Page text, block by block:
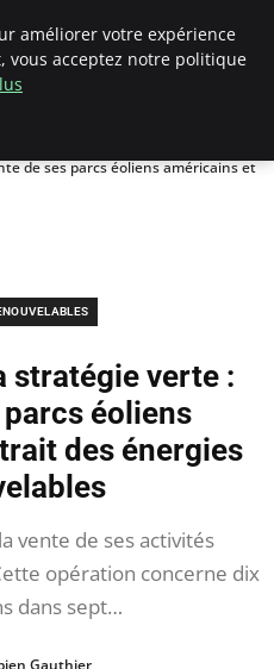
de ses parcs éoliens américains et
stratégie verte :
éoliens
des énergies
vente de ses activités
opération concerne dix
dans sept…
Gauthier
améliorer votre expérience
vous acceptez notre politique